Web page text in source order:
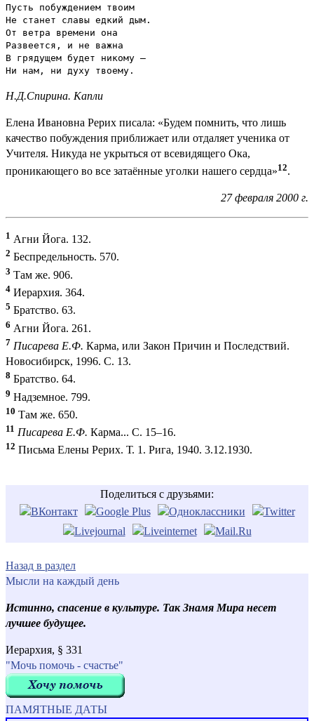
Пусть побуждением твоим
Не станет славы едкий дым.
От ветра времени она
Развеется, и не важна
В грядущем будет никому —
Ни нам, ни духу твоему.
Н.Д.Спирина. Капли
Елена Ивановна Рерих писала: «Будем помнить, что лишь
качество побуждения приближает или отдаляет ученика от
Учителя. Никуда не укрыться от всевидящего Ока,
проникающего во все затаённые уголки нашего сердца»12.
27 февраля 2000 г.
1 Агни Йога. 132.
2 Беспредельность. 570.
3 Там же. 906.
4 Иерархия. 364.
5 Братство. 63.
6 Агни Йога. 261.
7 Писарева Е.Ф. Карма, или Закон Причин и Последствий.
Новосибирск, 1996. С. 13.
8 Братство. 64.
9 Надземное. 799.
10 Там же. 650.
11 Писарева Е.Ф. Карма... С. 15–16.
12 Письма Елены Рерих. Т. 1. Рига, 1940. 3.12.1930.
Поделиться с друзьями:
Назад в раздел
Мысли на каждый день
Истинно, спасение в культуре. Так Знамя Мира несет
лучшее будущее.
Иерархия, § 331
"Мочь помочь - счастье"
ПАМЯТНЫЕ ДАТЫ